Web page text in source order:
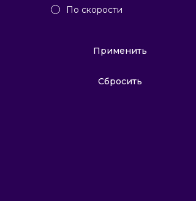
По скорости
Применить
Сбросить